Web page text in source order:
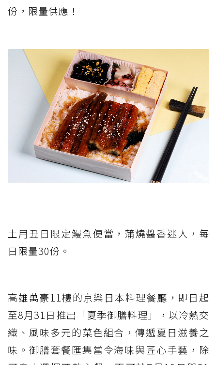
份，限量供應！
土用丑日限定鰻魚便當，蒲燒醬香迷人，每
日限量30份。
高雄萬豪11樓的京樂日本料理餐廳，即日起
至8月31日推出「夏季御膳料理」，以冷熱交
織、風味多元的菜色組合，傳遞夏日滋養之
味。御膳套餐匯集當令海味與匠心手藝，除